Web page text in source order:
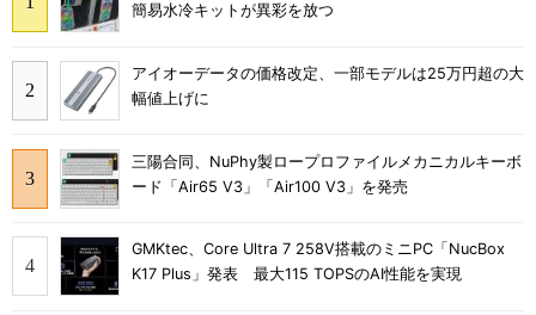
簡易水冷キットが異彩を放つ
アイオーデータの価格改定、一部モデルは25万円超の大
幅値上げに
三陽合同、NuPhy製ロープロファイルメカニカルキーボ
ード「Air65 V3」「Air100 V3」を発売
GMKtec、Core Ultra 7 258V搭載のミニPC「NucBox
K17 Plus」発表 最大115 TOPSのAI性能を実現